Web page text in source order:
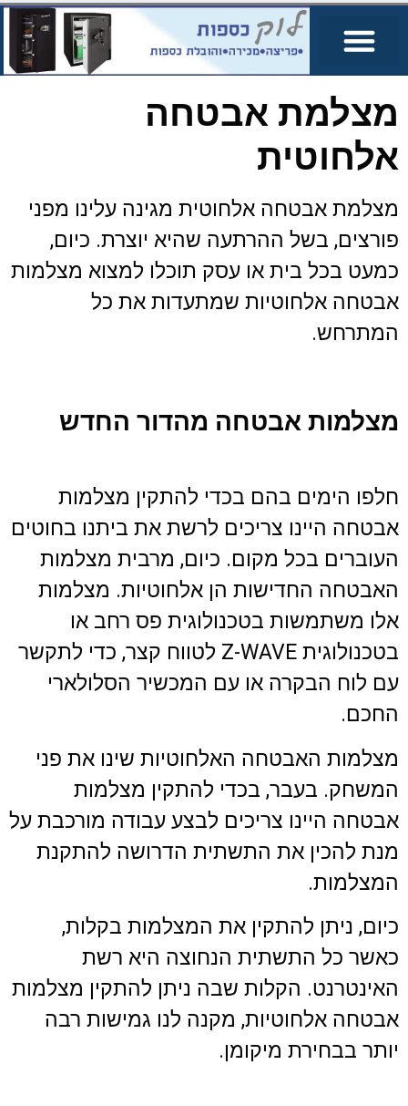
מצלמת אבטחה
אלחוטית
מצלמת אבטחה אלחוטית מגינה עלינו מפני
פורצים, בשל ההרתעה שהיא יוצרת. כיום,
כמעט בכל בית או עסק תוכלו למצוא מצלמות
אבטחה אלחוטיות שמתעדות את כל
המתרחש.
מצלמות אבטחה מהדור החדש
חלפו הימים בהם בכדי להתקין מצלמות
אבטחה היינו צריכים לרשת את ביתנו בחוטים
העוברים בכל מקום. כיום, מרבית מצלמות
האבטחה החדישות הן אלחוטיות. מצלמות
אלו משתמשות בטכנולוגית פס רחב או
בטכנולוגית Z-WAVE לטווח קצר, כדי לתקשר
עם לוח הבקרה או עם המכשיר הסלולארי
החכם.
מצלמות האבטחה האלחוטיות שינו את פני
המשחק. בעבר, בכדי להתקין מצלמות
אבטחה היינו צריכים לבצע עבודה מורכבת על
מנת להכין את התשתית הדרושה להתקנת
המצלמות.
כיום, ניתן להתקין את המצלמות בקלות,
כאשר כל התשתית הנחוצה היא רשת
האינטרנט. הקלות שבה ניתן להתקין מצלמות
אבטחה אלחוטיות, מקנה לנו גמישות רבה
יותר בבחירת מיקומן.